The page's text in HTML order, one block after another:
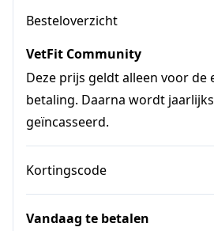
Besteloverzicht
VetFit Community
Deze prijs geldt alleen voor de
betaling. Daarna wordt
geïncasseerd.
Kortingscode
Vandaag te betalen